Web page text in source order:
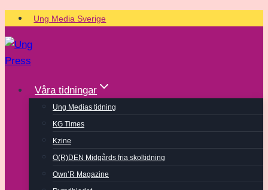
Skip
to
content
Ung Media Sverige
Våra tidningar
Ung Medias tidning
KG Times
Kzine
O(R)DEN Midgårds fria skoltidning
Own’R Magazine